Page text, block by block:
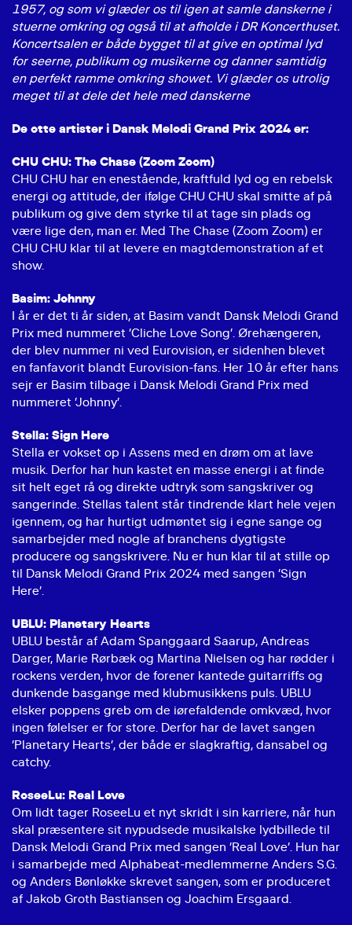
1957, og som vi glæder os til igen at samle danskerne i
stuerne omkring og også til at afholde i DR Koncerthuset.
Koncertsalen er både bygget til at give en optimal lyd
for seerne, publikum og musikerne og danner samtidig
en perfekt ramme omkring showet. Vi glæder os utrolig
meget til at dele det hele med danskerne
De otte artister i Dansk Melodi Grand Prix 2024 er:
CHU CHU: The Chase (Zoom Zoom)
CHU CHU har en enestående, kraftfuld lyd og en rebelsk
energi og attitude, der ifølge CHU CHU skal smitte af på
publikum og give dem styrke til at tage sin plads og
være lige den, man er. Med The Chase (Zoom Zoom) er
CHU CHU klar til at levere en magtdemonstration af et
show.
Basim: Johnny
I år er det ti år siden, at Basim vandt Dansk Melodi Grand
Prix med nummeret ’Cliche Love Song’. Ørehængeren,
der blev nummer ni ved Eurovision, er sidenhen blevet
en fanfavorit blandt Eurovision-fans. Her 10 år efter hans
sejr er Basim tilbage i Dansk Melodi Grand Prix med
nummeret ’Johnny’.
Stella: Sign Here
Stella er vokset op i Assens med en drøm om at lave
musik. Derfor har hun kastet en masse energi i at finde
sit helt eget rå og direkte udtryk som sangskriver og
sangerinde. Stellas talent står tindrende klart hele vejen
igennem, og har hurtigt udmøntet sig i egne sange og
samarbejder med nogle af branchens dygtigste
producere og sangskrivere. Nu er hun klar til at stille op
til Dansk Melodi Grand Prix 2024 med sangen ’Sign
Here’.
UBLU: Planetary Hearts
UBLU består af Adam Spanggaard Saarup, Andreas
Darger, Marie Rørbæk og Martina Nielsen og har rødder i
rockens verden, hvor de forener kantede guitarriffs og
dunkende basgange med klubmusikkens puls. UBLU
elsker poppens greb om de iørefaldende omkvæd, hvor
ingen følelser er for store. Derfor har de lavet sangen
’Planetary Hearts’, der både er slagkraftig, dansabel og
catchy.
RoseeLu: Real Love
Om lidt tager RoseeLu et nyt skridt i sin karriere, når hun
skal præsentere sit nypudsede musikalske lydbillede til
Dansk Melodi Grand Prix med sangen ’Real Love’. Hun har
i samarbejde med Alphabeat-medlemmerne Anders S.G.
og Anders Bønløkke skrevet sangen, som er produceret
af Jakob Groth Bastiansen og Joachim Ersgaard.